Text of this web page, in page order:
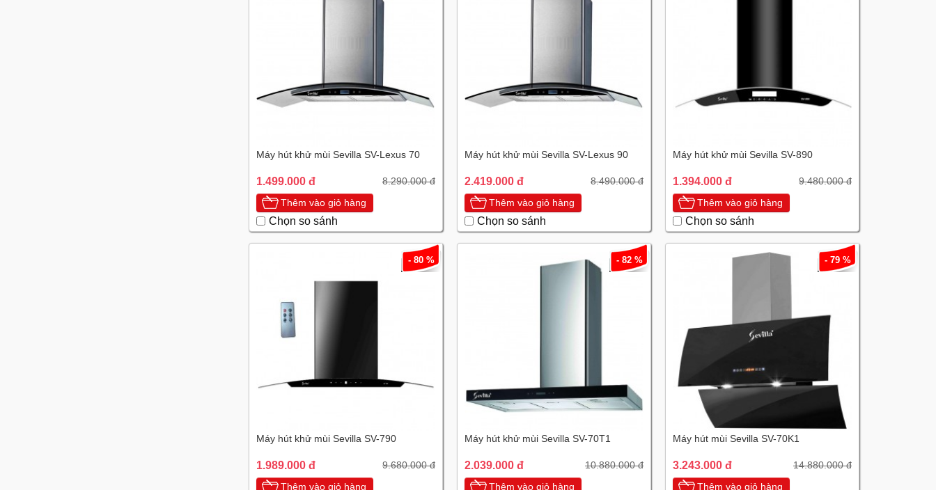
Máy hút khử mùi Sevilla SV-Lexus 70
1.499.000 đ 8.290.000 đ
Thêm vào giỏ hàng
Chọn so sánh
Máy hút khử mùi Sevilla SV-Lexus 90
2.419.000 đ 8.490.000 đ
Thêm vào giỏ hàng
Chọn so sánh
Máy hút khử mùi Sevilla SV-890
1.394.000 đ 9.480.000 đ
Thêm vào giỏ hàng
Chọn so sánh
- 80 %
Máy hút khử mùi Sevilla SV-790
1.989.000 đ 9.680.000 đ
Thêm vào giỏ hàng
- 82 %
Máy hút khử mùi Sevilla SV-70T1
2.039.000 đ 10.880.000 đ
Thêm vào giỏ hàng
- 79 %
Máy hút mùi Sevilla SV-70K1
3.243.000 đ 14.880.000 đ
Thêm vào giỏ hàng